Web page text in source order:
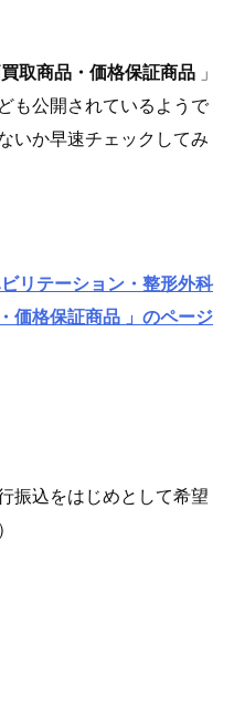
取商品・価格保証商品 」
も公開されているようで
いか早速チェックしてみ
リテーション・整形外科
価格保証商品 」のページ
振込をはじめとして希望